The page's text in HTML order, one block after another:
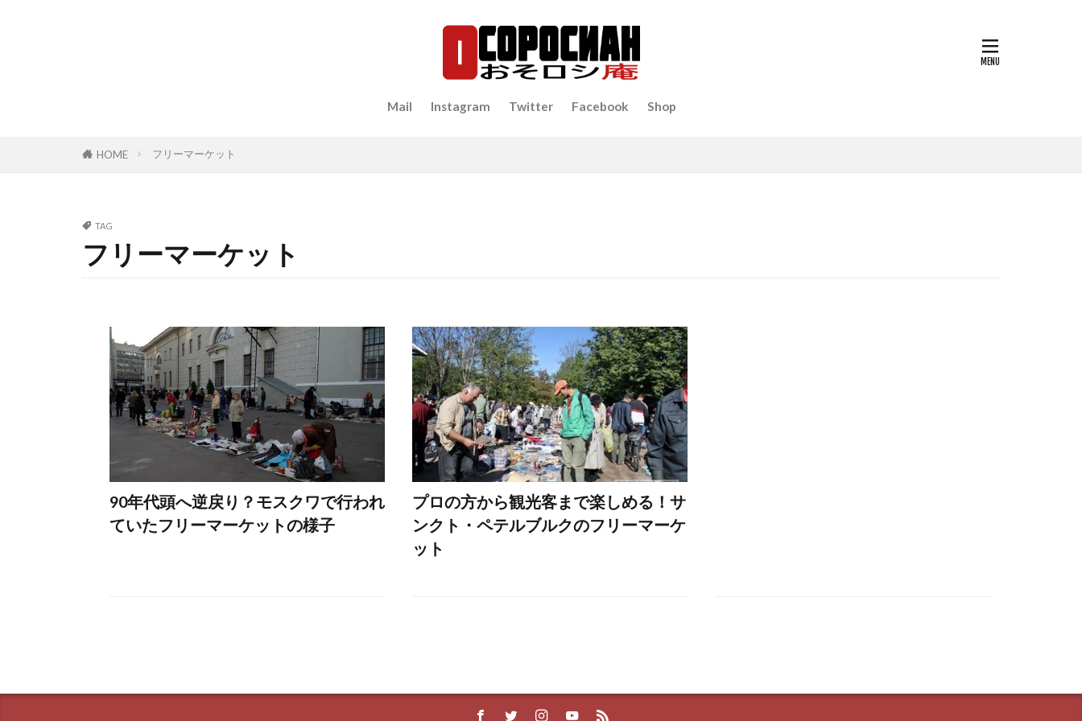
Mail Instagram Twitter Facebook Shop
HOME フリーマーケット
TAG
フリーマーケット
90年代頭へ逆戻り？モスクワで行われ
ていたフリーマーケットの様子
プロの方から観光客まで楽しめる！サ
ンクト・ペテルブルクのフリーマーケ
ット